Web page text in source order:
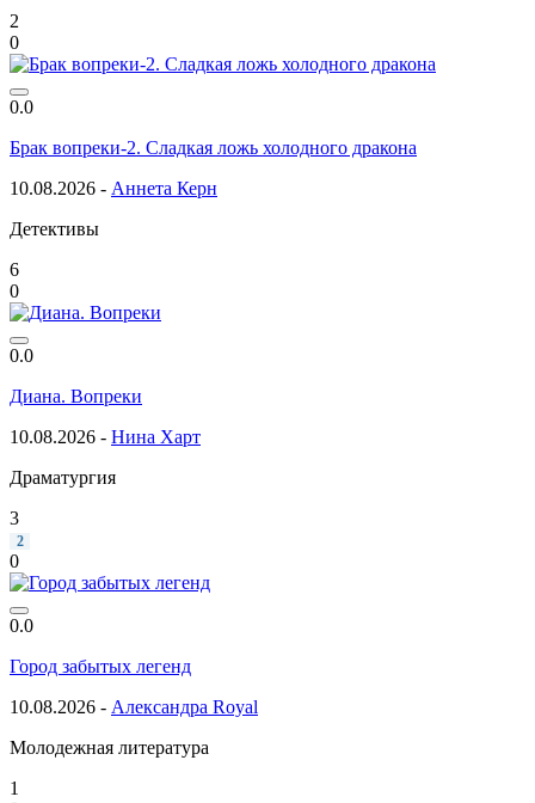
2
0
0.0
Брак вопреки-2. Сладкая ложь холодного дракона
10.08.2026 - Аннета Керн
Детективы
6
0
0.0
Диана. Вопреки
10.08.2026 - Нина Харт
Драматургия
3
2
0
0.0
Город забытых легенд
10.08.2026 - Александра Royal
Молодежная литература
1